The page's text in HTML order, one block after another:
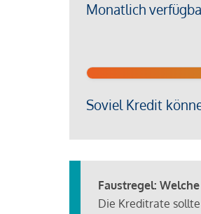
Monatlich
Soviel Kredit
Faustregel:
Die Kreditrate